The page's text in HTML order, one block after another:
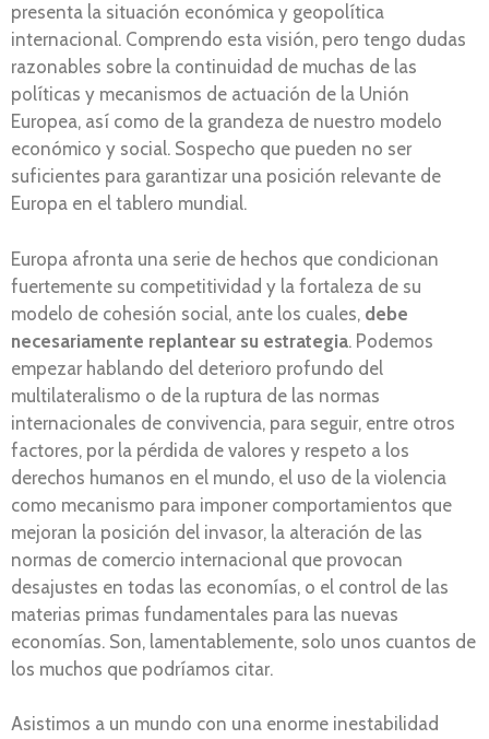
presenta la situación económica y geopolítica
internacional. Comprendo esta visión, pero tengo dudas
razonables sobre la continuidad de muchas de las
políticas y mecanismos de actuación de la Unión
Europea, así como de la grandeza de nuestro modelo
económico y social. Sospecho que pueden no ser
suficientes para garantizar una posición relevante de
Europa en el tablero mundial.
Europa afronta una serie de hechos que condicionan
fuertemente su competitividad y la fortaleza de su
modelo de cohesión social, ante los cuales, debe
necesariamente replantear su estrategia. Podemos
empezar hablando del deterioro profundo del
multilateralismo o de la ruptura de las normas
internacionales de convivencia, para seguir, entre otros
factores, por la pérdida de valores y respeto a los
derechos humanos en el mundo, el uso de la violencia
como mecanismo para imponer comportamientos que
mejoran la posición del invasor, la alteración de las
normas de comercio internacional que provocan
desajustes en todas las economías, o el control de las
materias primas fundamentales para las nuevas
economías. Son, lamentablemente, solo unos cuantos de
los muchos que podríamos citar.
Asistimos a un mundo con una enorme inestabilidad